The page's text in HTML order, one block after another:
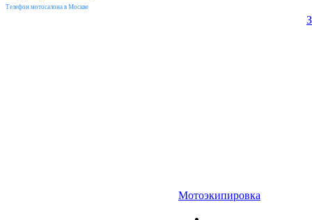
Телефон мотосалона в Москве
Мотоэкипировка